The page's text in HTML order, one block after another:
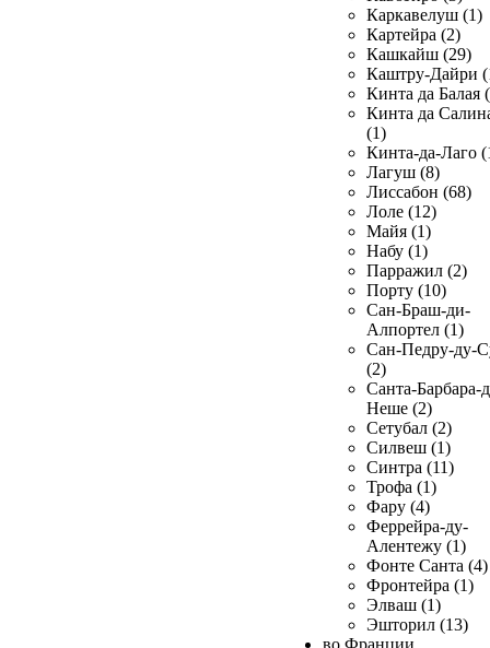
Каркавелуш (1)
Картейра (2)
Кашкайш (29)
Каштру-Дайри
Кинта да Балая
Кинта да
(1)
Кинта-да-Лаго
Лагуш (8)
Лиссабон (68)
Лоле (12)
Майя (1)
Набу (1)
Парражил (2)
Порту (10)
Сан-Браш-ди-
Алпортел (1)
Сан-Педру-ду-
(2)
Санта-Барбара-
Неше (2)
Сетубал (2)
Силвеш (1)
Синтра (11)
Трофа (1)
Фару (4)
Феррейра-ду-
Алентежу (1)
Фонте Санта (4)
Фронтейра (1)
Элваш (1)
Эшторил (13)
во Франции